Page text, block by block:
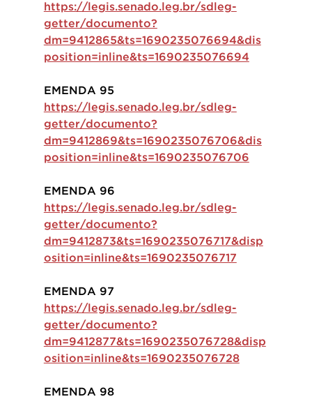
https://legis.senado.leg.br/sdleg-
getter/documento?
dm=9412865&ts=1690235076694&dis
position=inline&ts=1690235076694
EMENDA 95
https://legis.senado.leg.br/sdleg-
getter/documento?
dm=9412869&ts=1690235076706&dis
position=inline&ts=1690235076706
EMENDA 96
https://legis.senado.leg.br/sdleg-
getter/documento?
dm=9412873&ts=1690235076717&disp
osition=inline&ts=1690235076717
EMENDA 97
https://legis.senado.leg.br/sdleg-
getter/documento?
dm=9412877&ts=1690235076728&disp
osition=inline&ts=1690235076728
EMENDA 98